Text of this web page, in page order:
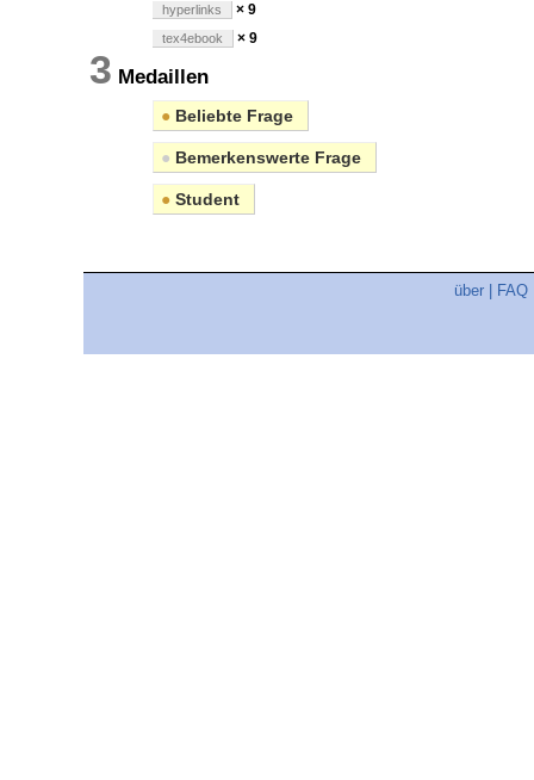
hyperlinks × 9
tex4ebook × 9
3 Medaillen
● Beliebte Frage
● Bemerkenswerte Frage
● Student
über FAQ